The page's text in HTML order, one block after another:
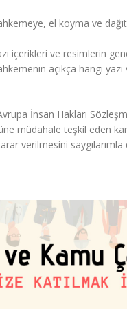
el koyma ve
içerikleri ve resimlerin
açıkça hangi
İnsan Hakları
müdahale teşkil eden
verilmesini saygılarımla